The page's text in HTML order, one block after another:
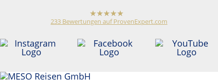
Meso Reisen Reiseveranstalter /
hat4,79
Sternen
233 Bewertungen auf ProvenExpert.com